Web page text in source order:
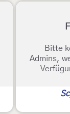
Bitte
Admins,